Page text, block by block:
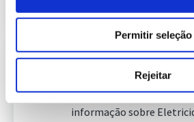
Permitir seleção
Rejeitar
Informação Semanal
Publicação com
informação sobre